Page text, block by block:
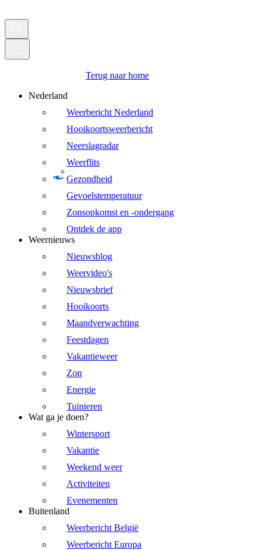
Terug naar home
Nederland
Weerbericht Nederland
Hooikoortsweerbericht
Neerslagradar
Weerflits
Gezondheid
Gevoelstemperatuur
Zonsopkomst en -ondergang
Ontdek de app
Weernieuws
Nieuwsblog
Weervideo's
Nieuwsbrief
Hooikoorts
Maandverwachting
Feestdagen
Vakantieweer
Zon
Energie
Tuinieren
Wat ga je doen?
Wintersport
Vakantie
Weekend weer
Activiteiten
Evenementen
Buitenland
Weerbericht België
Weerbericht Europa